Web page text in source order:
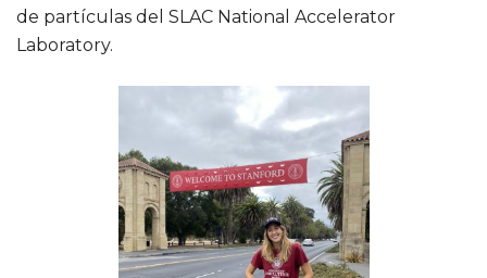
de partículas del SLAC National Accelerator
Laboratory.